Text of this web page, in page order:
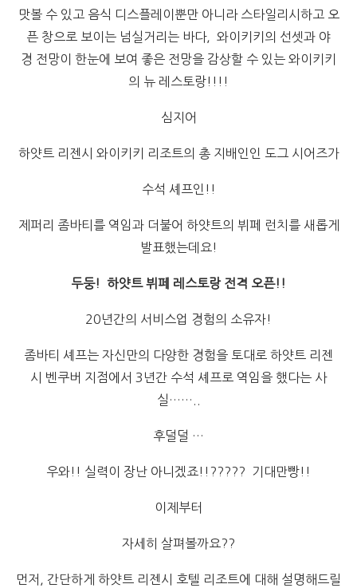
맛볼 수 있고 음식 디스플레이뿐만 아니라 스타일리시하고 오
픈 창으로 보이는 넘실거리는 바다, 와이키키의 선셋과 야
경 전망이 한눈에 보여 좋은 전망을 감상할 수 있는 와이키키
의 뉴 레스토랑!!!!
심지어
하얏트 리젠시 와이키키 리조트의 총 지배인인 도그 시어즈가
수석 셰프인!!
제퍼리 좀바티를 역임과 더불어 하얏트의 뷔페 런치를 새롭게
발표했는데요!
두둥! 하얏트 뷔페 레스토랑 전격 오픈!!
20년간의 서비스업 경험의 소유자!
좀바티 셰프는 자신만의 다양한 경험을 토대로 하얏트 리젠
시 벤쿠버 지점에서 3년간 수석 셰프로 역임을 했다는 사
실……..
후덜덜 …
우와!! 실력이 장난 아니겠죠!!????? 기대만빵!!
이제부터
자세히 살펴볼까요??
먼저, 간단하게 하얏트 리젠시 호텔 리조트에 대해 설명해드릴